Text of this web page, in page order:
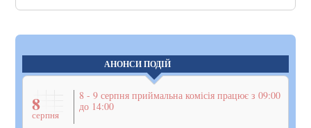
АНОНСИ ПОДІЙ
8
серпня
8 - 9 серпня приймальна комісія працює з 09:00
до 14:00